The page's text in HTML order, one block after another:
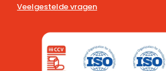
Veelgestelde vragen